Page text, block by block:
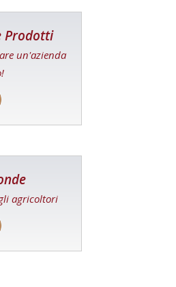
Prodotti
un'azienda
agricoltori